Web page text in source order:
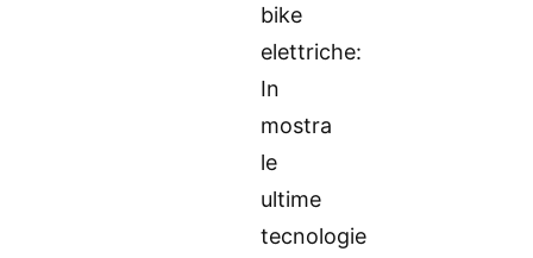
bike
elettriche:
In
mostra
le
ultime
tecnologie